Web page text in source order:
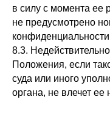
в силу с момента ее
не предусмотрено
8.3.
Положения, если
суда или иного
органа, не влечет ее